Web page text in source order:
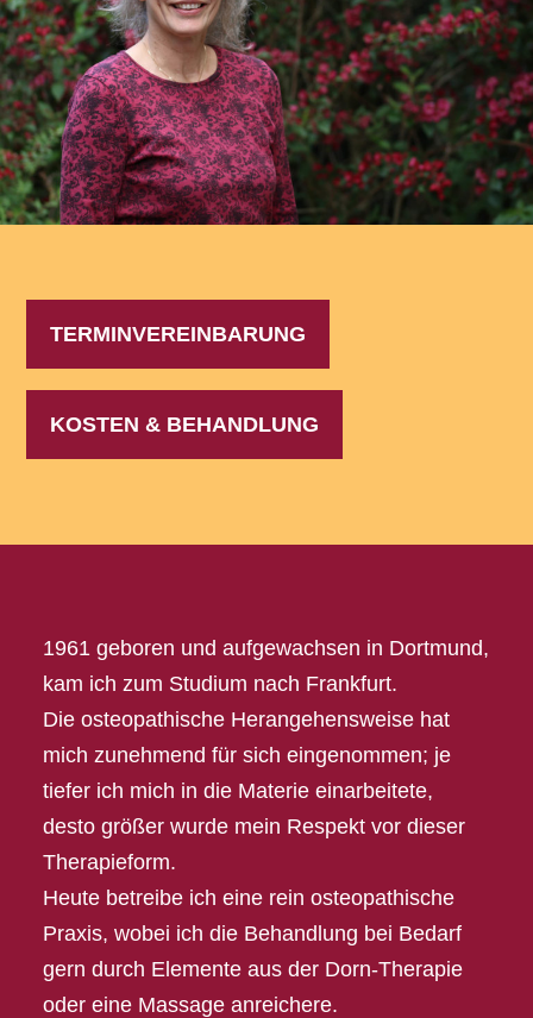
TERMINVEREINBARUNG
KOSTEN & BEHANDLUNG
1961 geboren und aufgewachsen in Dortmund,
kam ich zum Studium nach Frankfurt.
Die osteopathische Herangehensweise hat
mich zunehmend für sich eingenommen; je
tiefer ich mich in die Materie einarbeitete,
desto größer wurde mein Respekt vor dieser
Therapieform.
Heute betreibe ich eine rein osteopathische
Praxis, wobei ich die Behandlung bei Bedarf
gern durch Elemente aus der Dorn-Therapie
oder eine Massage anreichere.